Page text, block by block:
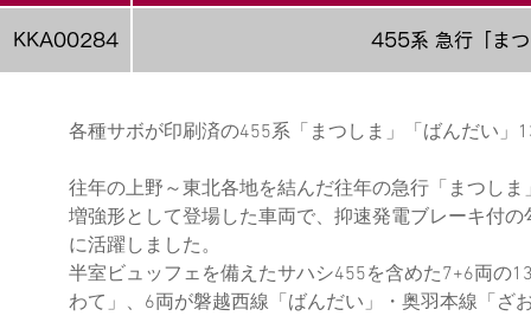
KKA00284 455系 急行「ま
各種サボが印刷済の455系「まつしま」「ばんだい」
往年の上野～東北各地を結んだ往年の急行「まつし
増強形として登場した車両で、抑速発電ブレーキ付
に活躍しました。
半室ビュッフェを備えたサハシ455を含めた7+6両の
わて」、6両が磐越西線「ばんだい」・奥羽本線「ざ